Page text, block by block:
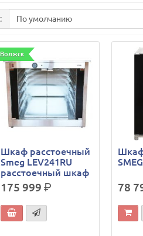
Волжск
Шкаф расстоечный
Smeg LEV241RU
расстоечный шкаф
175 999 р. 78